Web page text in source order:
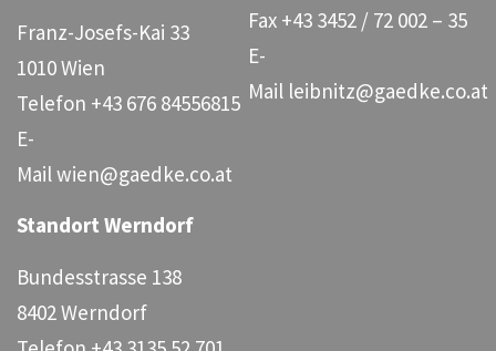
Franz-Josefs-Kai 33
1010 Wien
Telefon +43 676 84556815
E-
Mailwien@gaedke.co.at
Standort Werndorf
Bundesstrasse 138
8402 Werndorf
Fax +43 3452 / 72 002 – 35
E-
Mail leibnitz@gaedke.co.at